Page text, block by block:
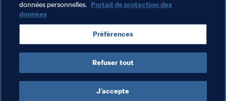
Thèmes en lien
IR Iran Saudi Arabia AFC
données personnelles. Portail de protection des
données
Préférences
Refuser tout
J’accepte